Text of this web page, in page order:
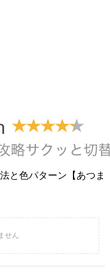
と色パターン【あつま